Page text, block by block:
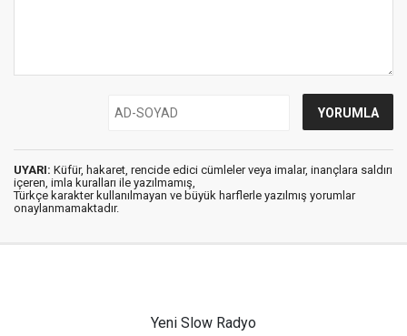
UYARI: Küfür, hakaret, rencide edici cümleler veya imalar, inançlara saldırı
içeren, imla kuralları ile yazılmamış,
Türkçe karakter kullanılmayan ve büyük harflerle yazılmış yorumlar
onaylanmamaktadır.
Yeni Slow Radyo